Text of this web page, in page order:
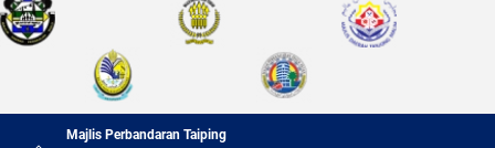
Majlis Perbandaran Taiping